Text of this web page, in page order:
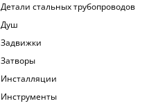
Детали стальных трубопроводов
Душ
Задвижки
Затворы
Инсталляции
Инструменты